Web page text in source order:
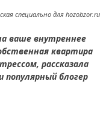
специально для hozobzor.ru
ваше внутреннее
квартира
рассказала
популярный блогер